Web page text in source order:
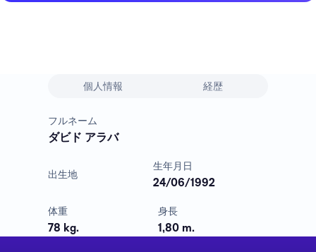
個人情報 経歴
フルネーム
ダビド アラバ
出生地
生年月日
24/06/1992
体重
78 kg.
身長
1,80 m.